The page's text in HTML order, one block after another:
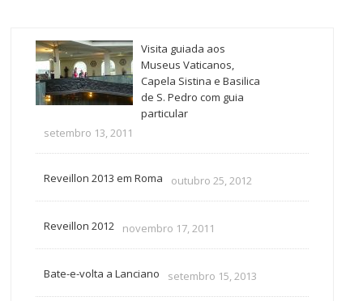
Visita guiada aos
Museus Vaticanos,
Capela Sistina e Basilica
de S. Pedro com guia
particular
setembro 13, 2011
Reveillon 2013 em Roma outubro 25, 2012
Reveillon 2012 novembro 17, 2011
Bate-e-volta a Lanciano setembro 15, 2013